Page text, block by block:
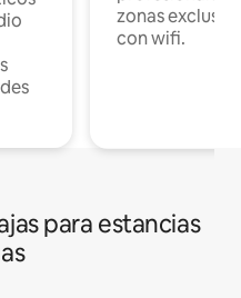
zonas
con wifi.
para estancias